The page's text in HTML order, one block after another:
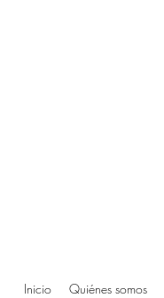
Inicio Quiénes somos